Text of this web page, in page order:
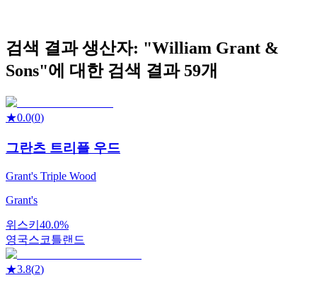
검색 결과생산자: "William Grant &
Sons"에 대한 검색 결과 59개
★0.0(0)
그란츠 트리플 우드
Grant's Triple Wood
Grant's
위스키 40.0%
영국스코틀랜드
★3.8(2)